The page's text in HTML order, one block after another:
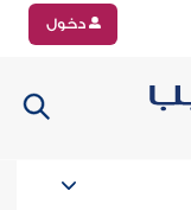
دخول